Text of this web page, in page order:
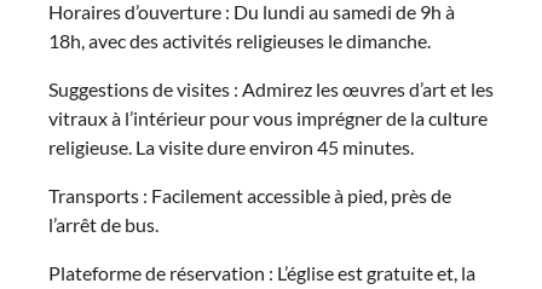
Horaires d’ouverture : Du lundi au samedi de 9h à
18h, avec des activités religieuses le dimanche.
Suggestions de visites : Admirez les œuvres d’art et les
vitraux à l’intérieur pour vous imprégner de la culture
religieuse. La visite dure environ 45 minutes.
Transports : Facilement accessible à pied, près de
l’arrêt de bus.
Plateforme de réservation : L’église est gratuite et, la